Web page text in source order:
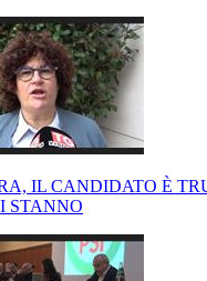
IL CANDIDATO È
STANNO